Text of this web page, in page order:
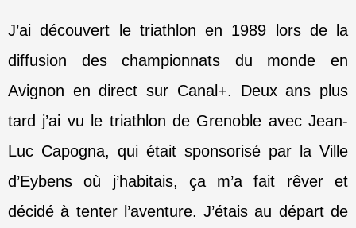
J’ai découvert le triathlon en 1989 lors de la
diffusion des championnats du monde en
Avignon en direct sur Canal+. Deux ans plus
tard j’ai vu le triathlon de Grenoble avec Jean-
Luc Capogna, qui était sponsorisé par la Ville
d’Eybens où j’habitais, ça m’a fait rêver et
décidé à tenter l’aventure. J’étais au départ de